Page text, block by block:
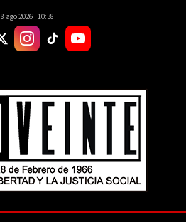
8 ago 2026 | 10:38